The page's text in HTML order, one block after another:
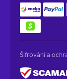
Šifrování a